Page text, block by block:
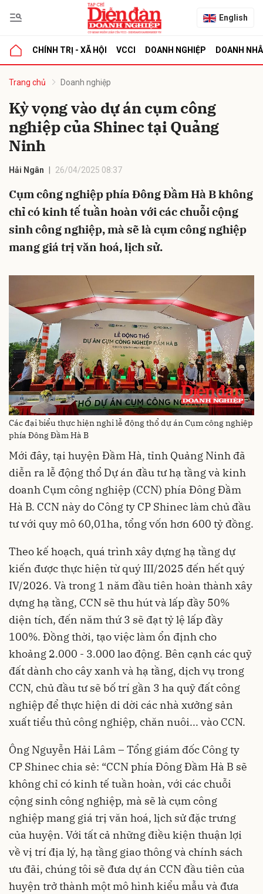
English
CHÍNH TRỊ - XÃ HỘI VCCI DOANH NGHIỆP DOANH
Trang chủ Doanh nghiệp
Kỳ vọng vào dự án cụm công
nghiệp của Shinec tại Quảng
Ninh
Hải Ngân 26/04/2025 08:37
Cụm công nghiệp phía Đông Đầm Hà B không
chỉ có kinh tế tuần hoàn với các chuỗi cộng
sinh công nghiệp, mà sẽ là cụm công nghiệp
mang giá trị văn hoá, lịch sử.
Các đại biểu thực hiện nghi lễ động thổ dự án Cụm công nghiệp
phía Đông Đầm Hà B
Mới đây, tại huyện Đầm Hà, tỉnh Quảng Ninh đã
diễn ra lễ động thổ Dự án đầu tư hạ tầng và kinh
doanh Cụm công nghiệp (CCN) phía Đông Đầm
Hà B. CCN này do Công ty CP Shinec làm chủ đầu
tư với quy mô 60,01ha, tổng vốn hơn 600 tỷ đồng.
Theo kế hoạch, quá trình xây dựng hạ tầng dự
kiến được thực hiện từ quý III/2025 đến hết quý
IV/2026. Và trong 1 năm đầu tiên hoàn thành xây
dựng hạ tầng, CCN sẽ thu hút và lấp đầy 50%
diện tích, đến năm thứ 3 sẽ đạt tỷ lệ lấp đầy
100%. Đồng thời, tạo việc làm ổn định cho
khoảng 2.000 - 3.000 lao động. Bên cạnh các quỹ
đất dành cho cây xanh và hạ tầng, dịch vụ trong
CCN, chủ đầu tư sẽ bố trí gần 3 ha quỹ đất công
nghiệp để thực hiện di dời các nhà xưởng sản
xuất tiểu thủ công nghiệp, chăn nuôi... vào CCN.
Ông Nguyễn Hải Lâm – Tổng giám đốc Công ty
CP Shinec chia sẻ: “CCN phía Đông Đầm Hà B sẽ
không chỉ có kinh tế tuần hoàn, với các chuỗi
cộng sinh công nghiệp, mà sẽ là cụm công
nghiệp mang giá trị văn hoá, lịch sử đặc trưng
của huyện. Với tất cả những điều kiện thuận lợi
về vị trí địa lý, hạ tầng giao thông và chính sách
ưu đãi, chúng tôi sẽ đưa dự án CCN đầu tiên của
huyện trở thành một mô hình kiểu mẫu và đưa
luận
Hủy